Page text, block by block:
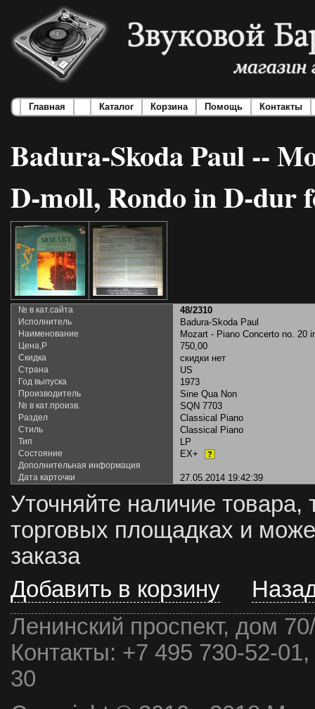
Главная Каталог Корзина Помощь Контакты
Badura-Skoda Paul --
D-moll, Rondo in D-dur
№ в кат.сайта 48/2310
Исполнитель Badura-Skoda Paul
Наименование Mozart - Piano Concerto no. 20
Цена,Р 750,00
Скидка скидки нет
Страна US
Год выпуска 1973
Производитель Sine Qua Non
№ в кат.произв. SQN 7703
Раздел Classical Piano
Стиль Classical Piano
Тип LP
Состояние EX+ ?
Дополнительная информация
Дата карточки
27.05.2014 19:42:39
Уточняйте наличие товара,
торговых площадках и
заказа
Добавить в корзину
Ленинский проспект, дом
Контакты: +7 495 730-52-
30